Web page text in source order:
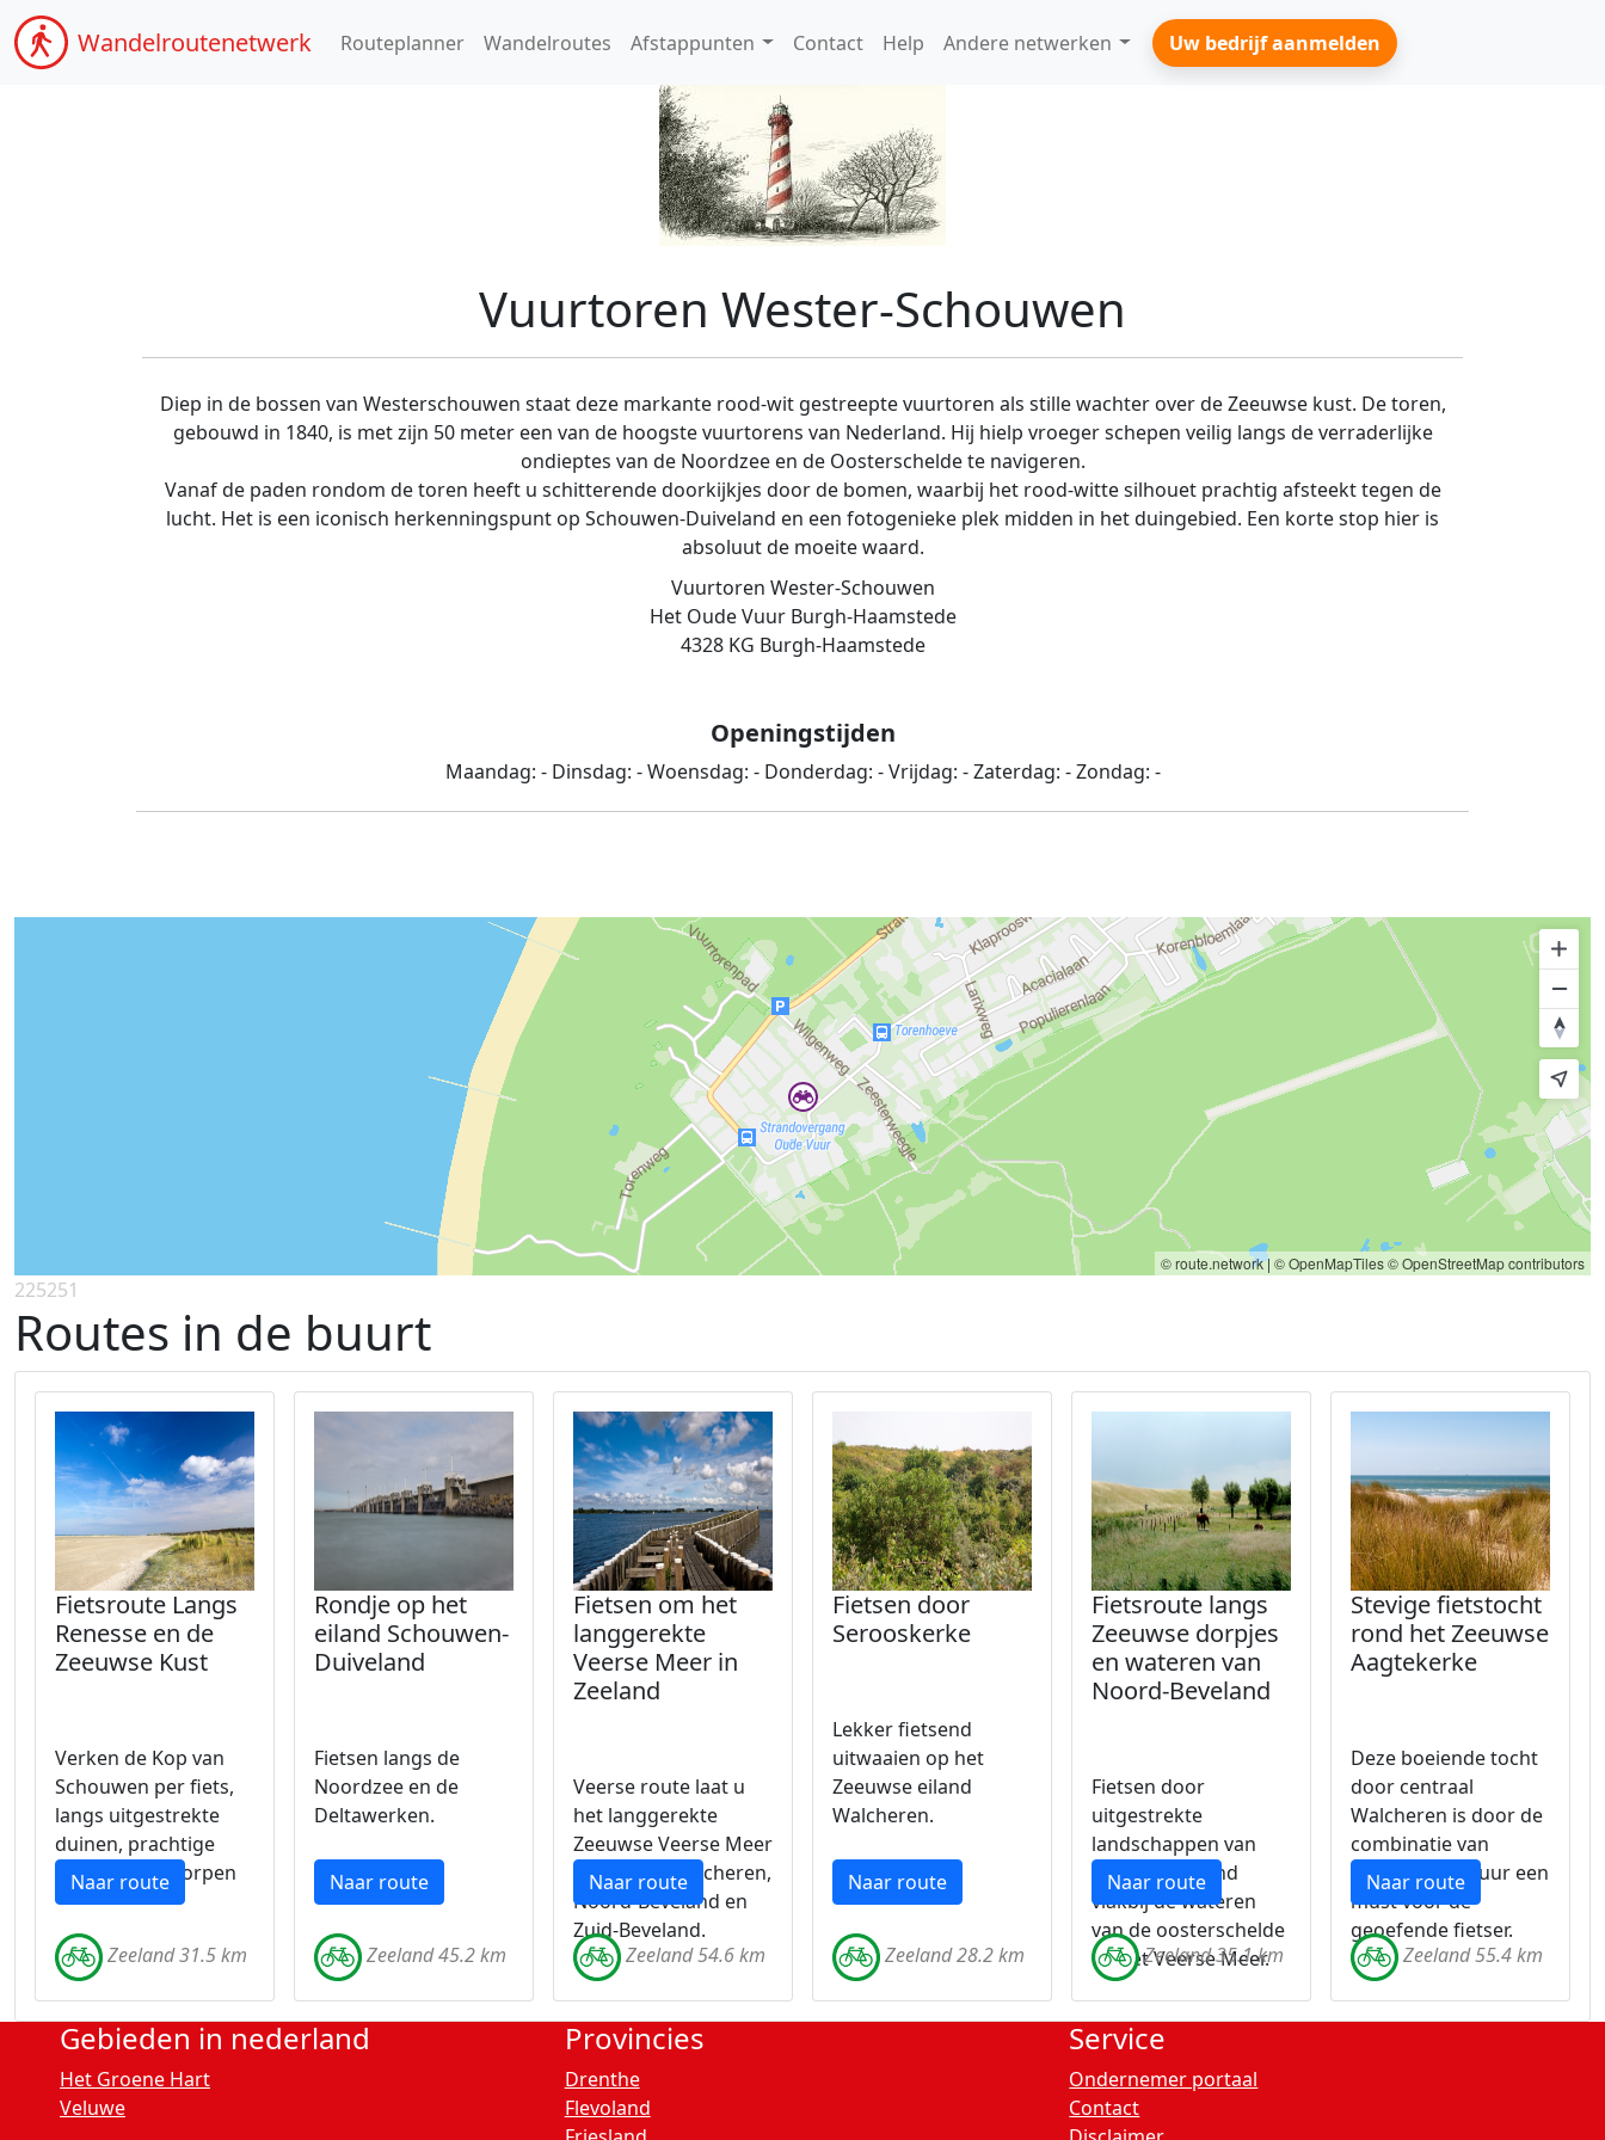
Wandelroutenetwerk Routeplanner Wandelroutes Afstappunten Contact Help Andere netwerken Uw bedrijf aanmelden
Vuurtoren Wester-Schouwen
Diep in de bossen van Westerschouwen staat deze markante rood-wit gestreepte vuurtoren als stille wachter over de Zeeuwse kust. De toren,
gebouwd in 1840, is met zijn 50 meter een van de hoogste vuurtorens van Nederland. Hij hielp vroeger schepen veilig langs de verraderlijke
ondieptes van de Noordzee en de Oosterschelde te navigeren.
Vanaf de paden rondom de toren heeft u schitterende doorkijkjes door de bomen, waarbij het rood-witte silhouet prachtig afsteekt tegen de
lucht. Het is een iconisch herkenningspunt op Schouwen-Duiveland en een fotogenieke plek midden in het duingebied. Een korte stop hier is
absoluut de moeite waard.
Vuurtoren Wester-Schouwen
Het Oude Vuur Burgh-Haamstede
4328 KG Burgh-Haamstede
Openingstijden
Maandag: - Dinsdag: -Woensdag: - Donderdag: -Vrijdag: -Zaterdag: -Zondag: -
© route.network| © OpenMapTiles© OpenStreetMap contributors
225251
Routes in de buurt
Fietsroute Langs
Renesse en de
Zeeuwse Kust
Verken de Kop van
Schouwen per fiets,
langs uitgestrekte
duinen, prachtige
stranden en dorpen
Naar route
Zeeland 31.5 km
Rondje op het
eiland Schouwen-
Duiveland
Fietsen langs de
Noordzee en de
Deltawerken.
Naar route
Zeeland 45.2 km
Fietsen om het
langgerekte
Veerse Meer in
Zeeland
Veerse route laat u
het langgerekte
Zeeuwse Veerse Meer
zien vanaf Walcheren,
Noord-Beveland en
Zuid-Beveland.
Naar route
Zeeland 54.6 km
Fietsen door
Serooskerke
Lekker fietsend
uitwaaien op het
Zeeuwse eiland
Walcheren.
Naar route
Zeeland 28.2 km
Fietsroute langs
Zeeuwse dorpjes
en wateren van
Noord-Beveland
Fietsen door
uitgestrekte
landschappen van
Noord-Beveland
vlakbij de wateren
van de oosterschelde
en het Veerse Meer.
Naar route
Zeeland 35.1 km
Stevige fietstocht
rond het Zeeuwse
Aagtekerke
Deze boeiende tocht
door centraal
Walcheren is door de
combinatie van
natuur en cultuur een
must voor de
geoefende fietser.
Naar route
Zeeland 55.4 km
Gebieden in nederland
Het Groene Hart
Veluwe
Provincies
Drenthe
Flevoland
Service
Ondernemer portaal
Contact